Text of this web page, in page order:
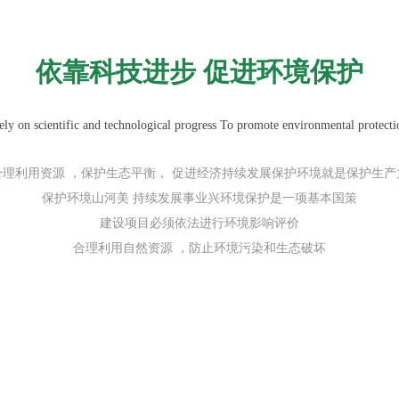
依靠科技进步 促进环境保护
on scientific and technological progress To promote environmental
理利用资源 ，保护生态平衡， 促进经济持续发展保护环境就是保护生产
保护环境山河美 持续发展事业兴环境保护是一项基本国策
建设项目必须依法进行环境影响评价
合理利用自然资源 ，防止环境污染和生态破坏